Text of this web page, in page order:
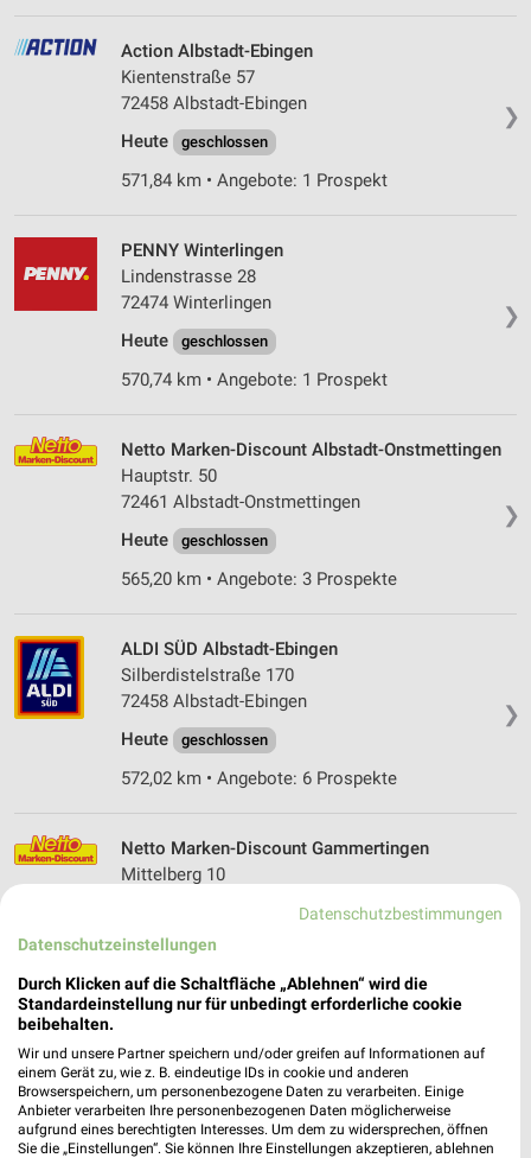
❯
Action Albstadt-Ebingen
Kientenstraße 57
72458 Albstadt-Ebingen
Heute
geschlossen
571,84 km • Angebote: 1 Prospekt
❯
PENNY Winterlingen
Lindenstrasse 28
72474 Winterlingen
Heute
geschlossen
570,74 km • Angebote: 1 Prospekt
❯
Netto Marken-Discount Albstadt-Onstmettingen
Hauptstr. 50
72461 Albstadt-Onstmettingen
Heute
geschlossen
565,20 km • Angebote: 3 Prospekte
❯
ALDI SÜD Albstadt-Ebingen
Silberdistelstraße 170
72458 Albstadt-Ebingen
Heute
geschlossen
572,02 km • Angebote: 6 Prospekte
Netto Marken-Discount Gammertingen
Mittelberg 10
Heute geschlossen
560,29 km • Angebote: 3 Prospekte
NORMA Gammertingen
Sigmaringer Str. 75
72501 Gammertingen
Heute geschlossen
Datenschutzbestimmungen
Datenschutzeinstellungen
Durch Klicken auf die Schaltfläche „Ablehnen“ wird die
Standardeinstellung nur für unbedingt erforderliche cookie
beibehalten.
Wir und unsere Partner speichern und/oder greifen auf Informationen auf
einem Gerät zu, wie z. B. eindeutige IDs in cookie und anderen
Browserspeichern, um personenbezogene Daten zu verarbeiten. Einige
Anbieter verarbeiten Ihre personenbezogenen Daten möglicherweise
aufgrund eines berechtigten Interesses. Um dem zu widersprechen, öffnen
Sie die „Einstellungen“. Sie können Ihre Einstellungen akzeptieren, ablehnen